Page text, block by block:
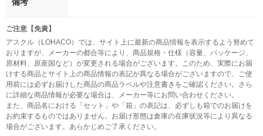
備考
ご注意【免責】
アスクル（LOHACO）では、サイト上に最新の商品情報を表示するよう努めて
おりますが、メーカーの都合等により、商品規格・仕様（容量、パッケージ、
原材料、原産国など）が変更される場合がございます。このため、実際にお届
けする商品とサイト上の商品情報の表記が異なる場合がございますので、ご使
用前には必ずお届けした商品の商品ラベルや注意書きをご確認ください。さら
に詳細な商品情報が必要な場合は、メーカー等にお問い合わせください。
また、商品名における「セット」や「箱」の表記は、必ずしも箱でのお届けを
お約束するものではありません。お届け形態は倉庫の在庫状況等により異なる
場合がございます。あらかじめご了承ください。